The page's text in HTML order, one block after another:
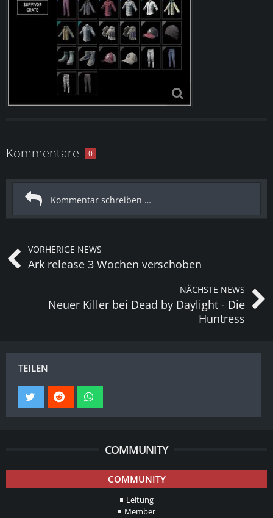
Kommentare 0
VORHERIGE NEWS
Ark release 3 Wochen verschoben
NÄCHSTE NEWS
Neuer Killer bei Dead by Daylight - ​​Die
Huntress
TEILEN
COMMUNITY
COMMUNITY
Leitung
Member